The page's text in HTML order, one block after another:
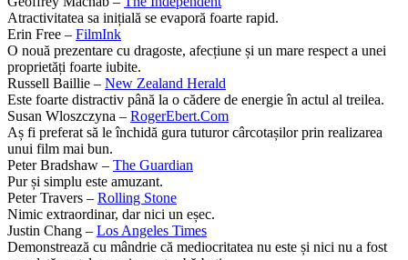
Atractivitatea sa inițială se evaporă foarte rapid.
Erin Free – FilmInk
O nouă prezentare cu dragoste, afecțiune și un mare respect a unei
proprietăți foarte iubite.
Russell Baillie – New Zealand Herald
Este foarte distractiv până la o cădere de energie în actul al treilea.
Susan Wloszczyna – RogerEbert.Com
Aș fi preferat să le închidă gura tuturor cârcotașilor prin realizarea
unui film mai bun.
Peter Bradshaw – The Guardian
Pur și simplu este amuzant.
Peter Travers – Rolling Stone
Nimic extraordinar, dar nici un eșec.
Justin Chang – Los Angeles Times
Demonstrează cu mândrie că mediocritatea nu este și nici nu a fost